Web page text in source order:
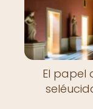
El papel